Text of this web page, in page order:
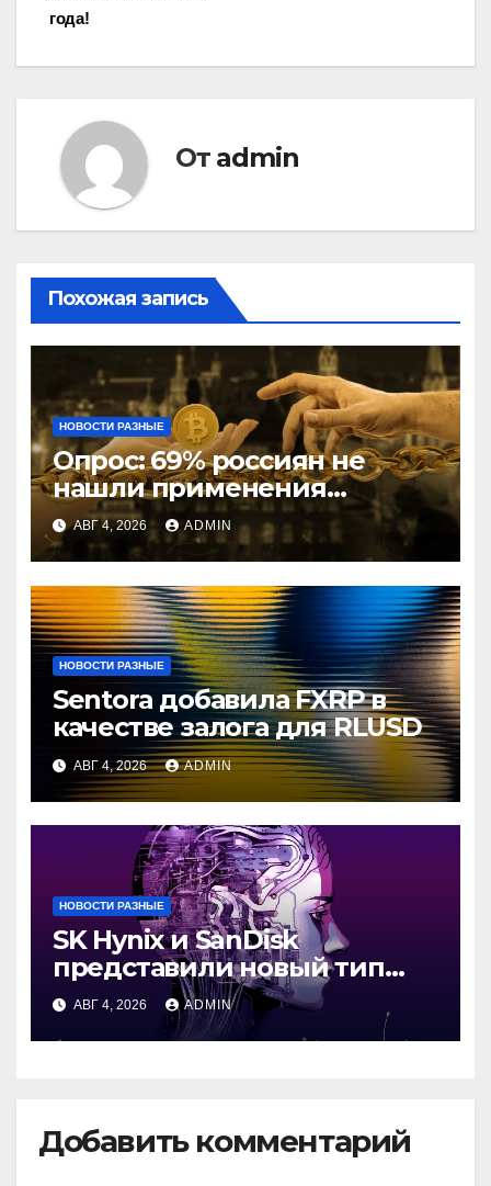
года!
От admin
Похожая запись
НОВОСТИ РАЗНЫЕ
Опрос: 69% россиян не
нашли применения
криптовалютам
АВГ 4, 2026 ADMIN
НОВОСТИ РАЗНЫЕ
Sentora добавила FXRP в
качестве залога для RLUSD
АВГ 4, 2026 ADMIN
НОВОСТИ РАЗНЫЕ
SK Hynix и SanDisk
представили новый тип
промежуточной памяти
АВГ 4, 2026 ADMIN
Добавить комментарий